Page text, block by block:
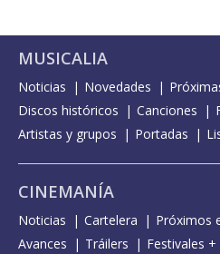
MUSICALIA
Noticias Novedades
Discos históricos
Canciones
Artistas y grupos
Portadas
CINEMANÍA
Noticias Cartelera Próximos
Avances
Tráilers
Festivales